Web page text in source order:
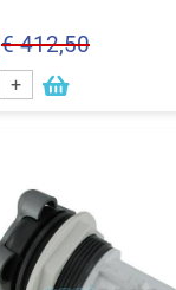
€ 412,50
+